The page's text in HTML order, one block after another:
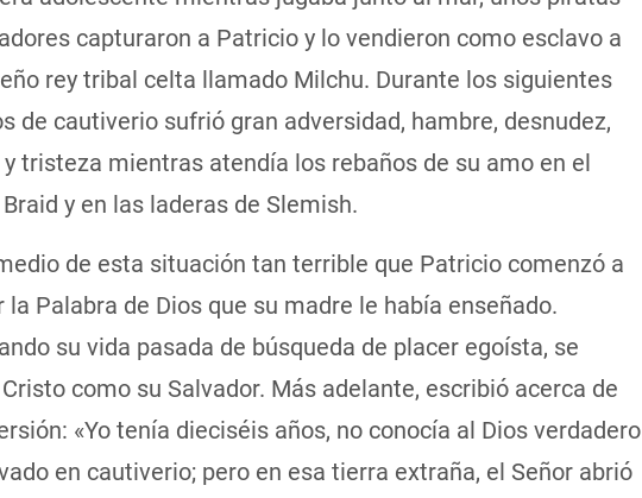
capturaron a Patricio y lo vendieron como esclavo a
rey tribal celta llamado Milchu. Durante los siguientes
de cautiverio sufrió gran adversidad, hambre, desnudez,
tristeza mientras atendía los rebaños de su amo en el
y en las laderas de Slemish.
de esta situación tan terrible que Patricio comenzó a
la Palabra de Dios que su madre le había enseñado.
su vida pasada de búsqueda de placer egoísta, se
como su Salvador. Más adelante, escribió acerca de
«Yo tenía dieciséis años, no conocía al Dios verdadero
en cautiverio; pero en esa tierra extraña, el Señor abrió